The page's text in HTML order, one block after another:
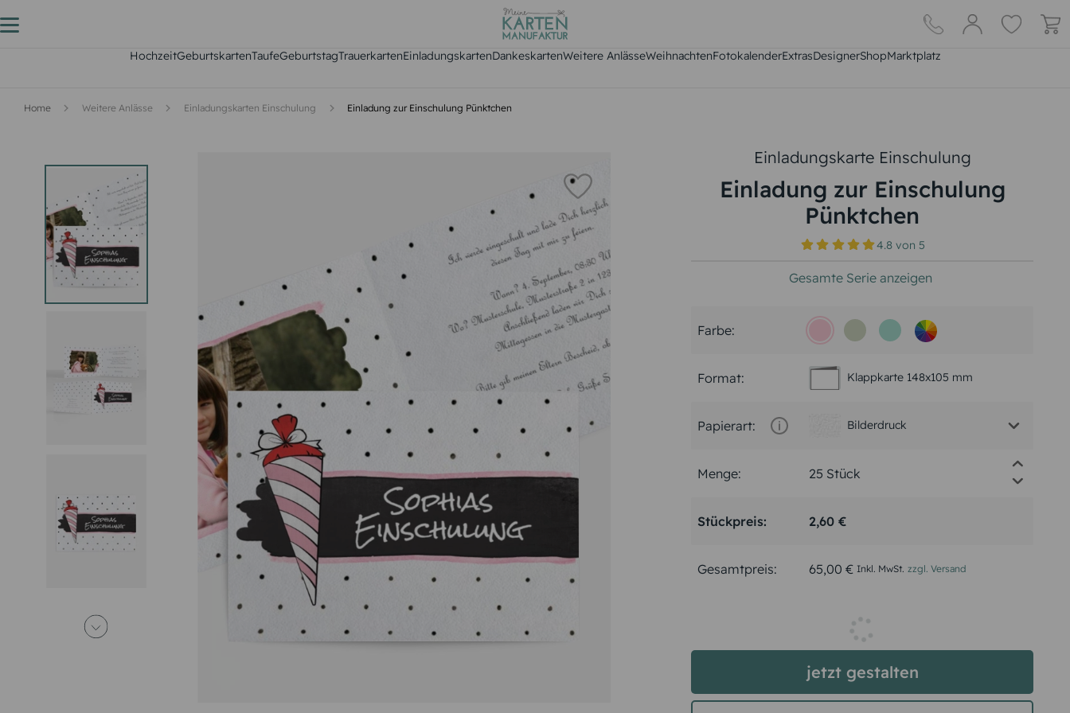
HochzeitGeburtskartenTaufeGeburtstagTrauerkartenEinladungskartenDankeskartenWeitere AnlässeWeihnachtenFotokalenderExtrasDesignerShopMarktplatz
Home Weitere Anlässe Einladungskarten Einschulung Einladung zur Einschulung Pünktchen
Einladungskarte Einschulung
Einladung zur Einschulung
Pünktchen
4.8von 5
Gesamte Serie anzeigen
Farbe:
Format: Klappkarte 148x105 mm
Papierart: Bilderdruck
Menge:
Stückpreis: 2,60 €
Gesamtpreis: 65,00 € Inkl. MwSt. zzgl. Versand
jetzt gestalten